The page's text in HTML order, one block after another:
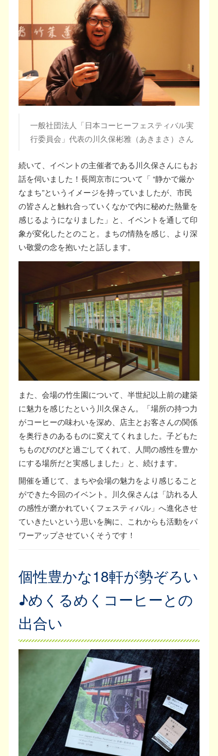
一般社団法人「日本コーヒーフェスティバル実
行委員会」代表の川久保彬雅（あきまさ）さん
続いて、イベントの主催者である川久保さんにもお
話を伺いました！長岡京市について「 “静かで厳か
なまち”というイメージを持っていましたが、市民
の皆さんと触れ合っていくなかで内に秘めた熱量を
感じるようになりました」と、イベントを通して印
象が変化したとのこと。まちの情熱を感じ、より深
い敬愛の念を抱いたと話します。
また、会場の竹生園について、半世紀以上前の建築
に魅力を感じたという川久保さん。「場所の持つ力
がコーヒーの味わいを深め、店主とお客さんの関係
を奥行きのあるものに変えてくれました。子どもた
ちものびのびと過ごしてくれて、人間の感性を豊か
にする場所だと実感しました」と、続けます。
開催を通じて、まちや会場の魅力をより感じること
ができた今回のイベント。川久保さんは「訪れる人
の感性が磨かれていくフェスティバル」へ進化させ
ていきたいという思いを胸に、これからも活動をパ
ワーアップさせていくそうです！
個性豊かな18軒が勢ぞろい
♪めくるめくコーヒーとの
出合い